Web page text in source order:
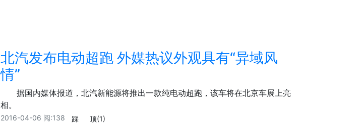
北汽发布电动超跑 外媒热议外观具有“异域风
情”
据国内媒体报道，北汽新能源将推出一款纯电动超跑，该车将在北京车展上亮
相。
2016-04-06 阅:138 踩 顶(1)